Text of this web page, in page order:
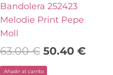
Bandolera 252423
Melodie Print Pepe
Moll
63.00€ 50.40 €
Añadir al carrito